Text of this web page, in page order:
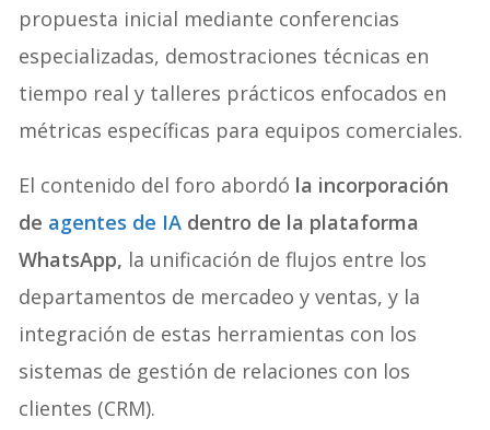
propuesta inicial mediante conferencias
especializadas, demostraciones técnicas en
tiempo real y talleres prácticos enfocados en
métricas específicas para equipos comerciales.
El contenido del foro abordó la incorporación
de agentes de IA dentro de la plataforma
WhatsApp, la unificación de flujos entre los
departamentos de mercadeo y ventas, y la
integración de estas herramientas con los
sistemas de gestión de relaciones con los
clientes (CRM).